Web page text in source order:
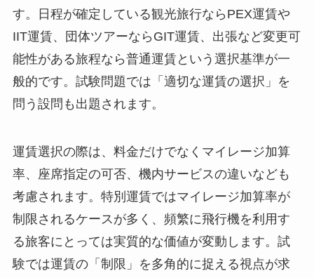
す。日程が確定している観光旅行ならPEX運賃や
IIT運賃、団体ツアーならGIT運賃、出張など変更可
能性がある旅程なら普通運賃という選択基準が一
般的です。試験問題では「適切な運賃の選択」を
問う設問も出題されます。
運賃選択の際は、料金だけでなくマイレージ加算
率、座席指定の可否、機内サービスの違いなども
考慮されます。特別運賃ではマイレージ加算率が
制限されるケースが多く、頻繁に飛行機を利用す
る旅客にとっては実質的な価値が変動します。試
験では運賃の「制限」を多角的に捉える視点が求